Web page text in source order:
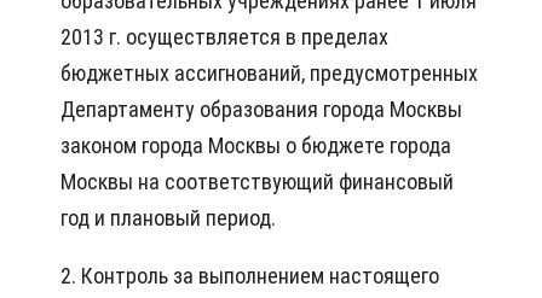
2013 г. осуществляется в пределах
бюджетных ассигнований, предусмотренных
Департаменту образования города Москвы
законом города Москвы о бюджете города
Москвы на соответствующий финансовый
год и плановый период.
2. Контроль за выполнением настоящего